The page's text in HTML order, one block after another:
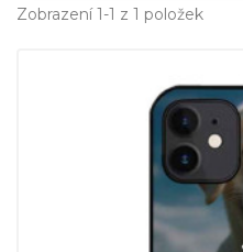
Zobrazení 1-1 z 1 položek